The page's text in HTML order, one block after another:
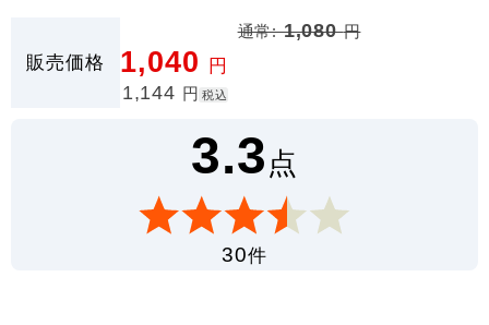
販売価格
通常:1,080円
1,040 円
1,144 円 税込
3.3点
30件